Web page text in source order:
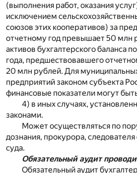
(выполнения работ, оказания
исключением
союзов этих кооперативов) за
отчетному год превышает 50 млн
активов бухгалтерского баланса
года, предшествовавшего
20 млн рублей. Для
предприятий законом субъекта
финансовые показатели могут
4) в иных случаях,
законами.
Может осуществляться по
дознания, прокурора,
суда.
Обязательный аудит
Обязательный аудит